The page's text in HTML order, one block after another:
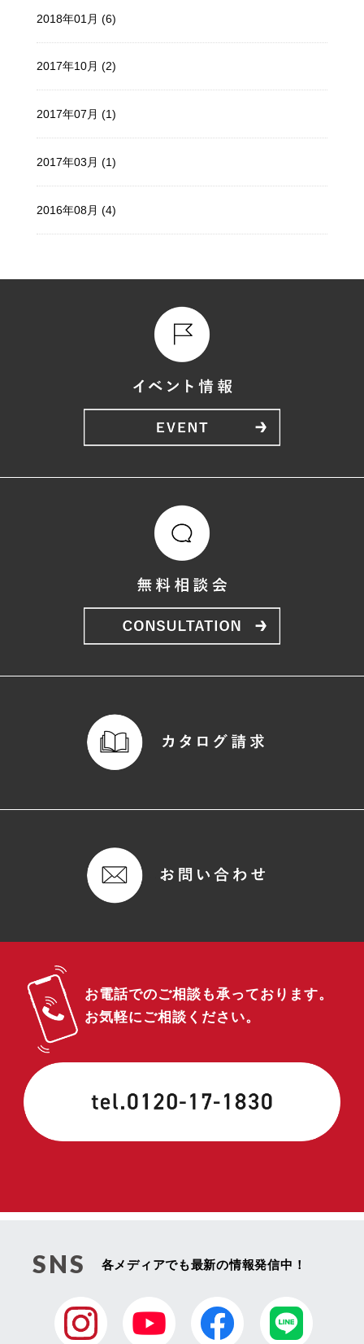
2018年01月 (6)
2017年10月 (2)
2017年07月 (1)
2017年03月 (1)
2016年08月 (4)
お電話でのご相談も承っております。
お気軽にご相談ください。
SNS 各メディアでも最新の情報発信中！